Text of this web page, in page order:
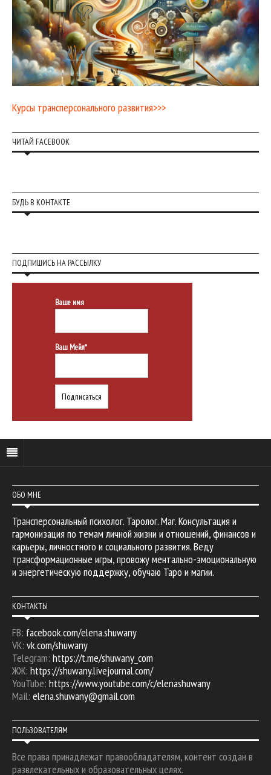
Курсы трансперсонального развития>>>
ЧИТАЙ FACEBOOK
БУДЬ В КОНТАКТЕ
ПОДПИШИСЬ НА РАССЫЛКУ
Ваше имя
Ваш Мейл*
ОБО МНЕ
Трансперсональный психолог. Таролог. Маг. Консультация и
гармонизация по темам личной жизни и отношений, финансов и
карьеры, личностного и социального развития. Веду
трансформационные игры, провожу ментально-эмоциональную
и энергетическую поддержку, обучаю Таро и магии.
КОНТАКТЫ
FB: facebook.com/elena.shuwany
VK: vk.com/shuwany
Telegram: https://t.me/shuwany_com
ЖЖ: https://shuwany.livejournal.com/
YouTube: https://www.youtube.com/c/elenashuwany
Mail: elena.shuwany@gmail.com
ПОЛЬЗОВАТЕЛЯМ
Все права принадлежат правообладателям, контент создан в
развлекательных и образовательных целях.